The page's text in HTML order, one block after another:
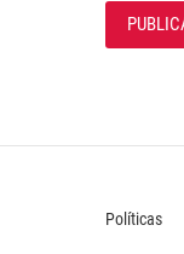
Políticas